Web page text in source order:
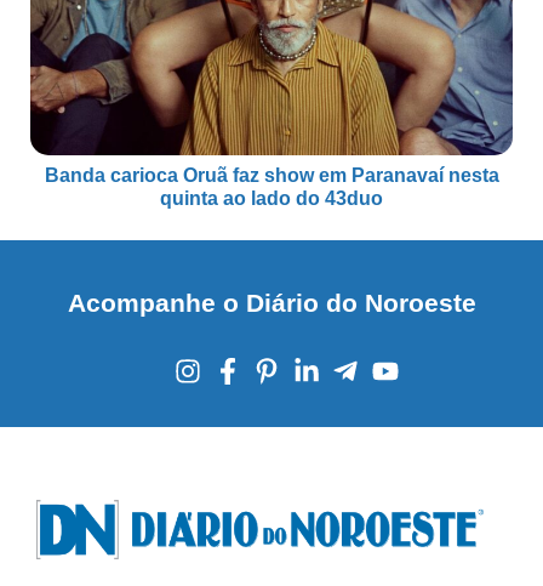
Banda carioca Oruã faz show em Paranavaí nesta
quinta ao lado do 43duo
Acompanhe o Diário do Noroeste